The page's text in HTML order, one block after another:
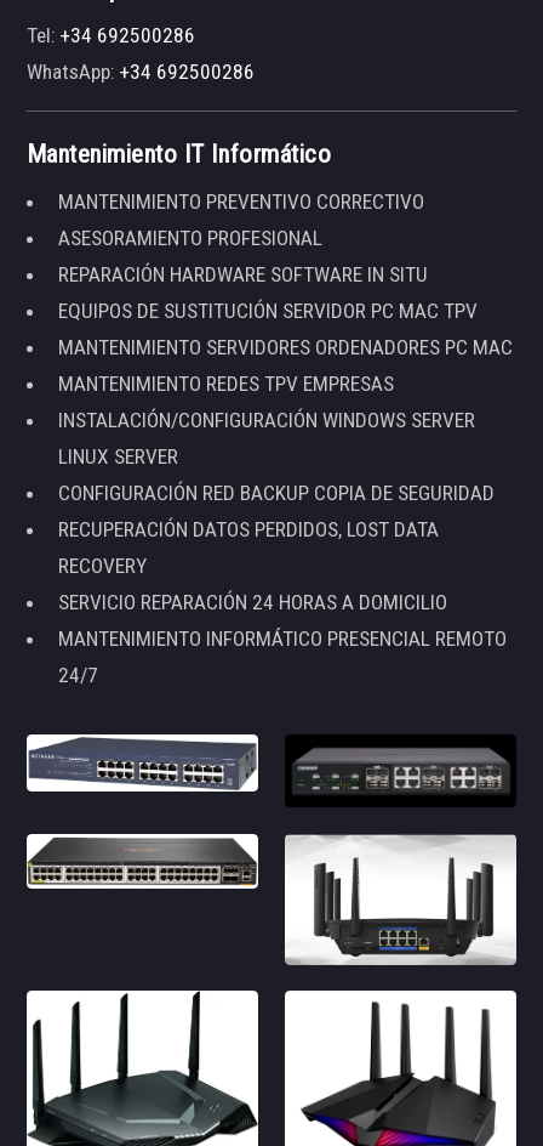
Tel:+34 692500286
WhatsApp:+34 692500286
Mantenimiento IT Informático
MANTENIMIENTO PREVENTIVO CORRECTIVO
ASESORAMIENTO PROFESIONAL
REPARACIÓN HARDWARE SOFTWARE IN SITU
EQUIPOS DE SUSTITUCIÓN SERVIDOR PC MAC TPV
MANTENIMIENTO SERVIDORES ORDENADORES PC MAC
MANTENIMIENTO REDES TPV EMPRESAS
INSTALACIÓN/CONFIGURACIÓN WINDOWS SERVER
LINUX SERVER
CONFIGURACIÓN RED BACKUP COPIA DE SEGURIDAD
RECUPERACIÓN DATOS PERDIDOS, LOST DATA
RECOVERY
SERVICIO REPARACIÓN 24 HORAS A DOMICILIO
MANTENIMIENTO INFORMÁTICO PRESENCIAL REMOTO
24/7